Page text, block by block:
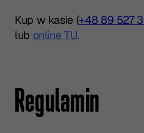
Kup w kasie (+48 89 527
lub online TU.
Regulamin